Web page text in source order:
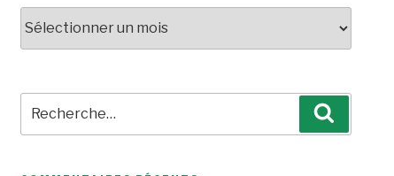
pour
: